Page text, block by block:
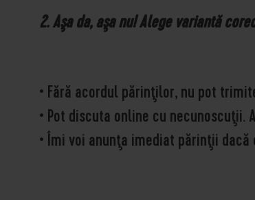
2. Aşa da, aşa nu! Alege variantă
• Fără acordul părinţilor, nu pot
• Pot discuta online cu necunoscuţii.
• Îmi voi anunţa imediat părinţii